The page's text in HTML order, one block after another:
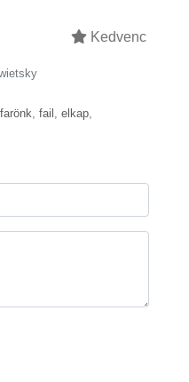
Kedvenc
farönk, fail , elkap,